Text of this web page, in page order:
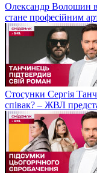
Олександр Волошин
стане професійним
Стосунки Сергія
співак? – ЖВЛ